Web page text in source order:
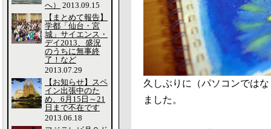
久しぶりに（パソコンでは
ました。
へ）
2013.09.15
【まとめて報告】
学都「仙台・宮
城」サイエンス・
デイ2013、盛況
のうちに無事終
了！など
2013.07.29
【お知らせ】スペ
イン出張中のた
め、6月15日～21
日まで不在です
2013.06.18